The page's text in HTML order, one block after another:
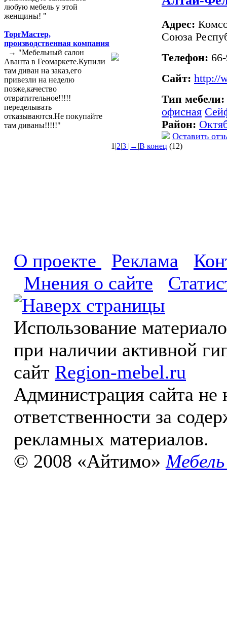
любую мебель у этой
женщины! "
ТоргМастер,
производственная компания
→ "Мебельный салон
Аванта в Геомаркете.Купили
там диван на заказ,его
привезли на неделю
позже,качество
отвратительное!!!!!
переделывать
отказываются.Не покупайте
там диваны!!!!!"
Адрес:
Союза
Телефон:
Сайт: http://
Тип мебели:
офисная
Район:
Оставить
1 |2|3 | → |В конец (12)
О проекте Реклама
Мнения о сайте
Использование
при наличии активной
сайт Region-mebel.ru
Администрация сайта не
ответственности за
рекламных материалов.
© 2008 «Айтимо»